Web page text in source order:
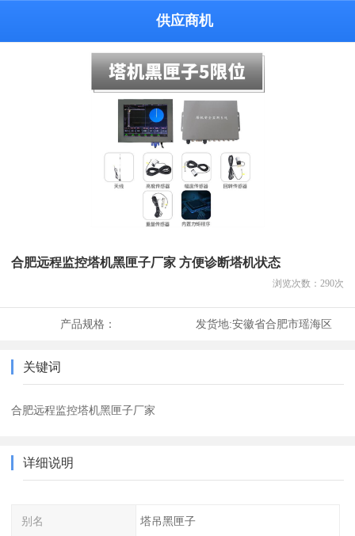
供应商机
合肥远程监控塔机黑匣子厂家 方便诊断塔机状态
浏览次数： 290次
产品规格： 发货地:安徽省合肥市瑶海区
关键词
合肥远程监控塔机黑匣子厂家
详细说明
别名 塔吊黑匣子